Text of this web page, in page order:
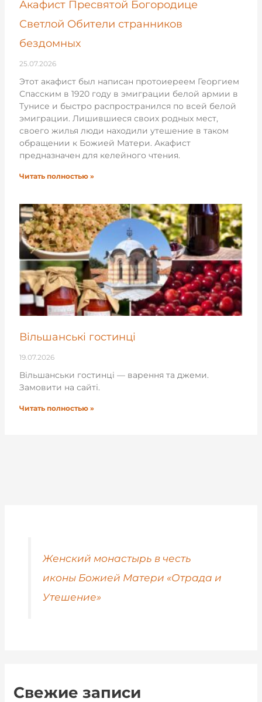
Акафист Пресвятой Богородице
Светлой Обители странников
бездомных
25.07.2026
Этот акафист был написан протоиереем Георгием
Спасским в 1920 году в эмиграции белой армии в
Тунисе и быстро распространился по всей белой
эмиграции. Лишившиеся своих родных мест,
своего жилья люди находили утешение в таком
обращении к Божией Матери. Акафист
предназначен для келейного чтения.
Читать полностью »
Вільшанські гостинці
19.07.2026
Вільшанськи гостинці — варення та джеми.
Замовити на сайті.
Читать полностью »
Женский монастырь в честь
иконы Божией Матери «Отрада и
Утешение»
Свежие записи